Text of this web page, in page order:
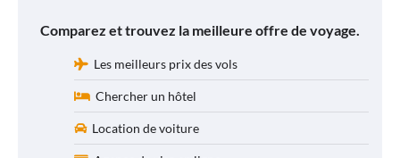
Comparez et trouvez la meilleure offre de voyage.
Les meilleurs prix des vols
Chercher un hôtel
Location de voiture